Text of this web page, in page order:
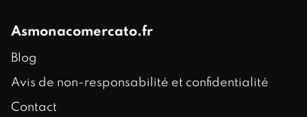
Asmonacomercato.fr
Blog
Avis de non-responsabilité et confidentialité
Contact